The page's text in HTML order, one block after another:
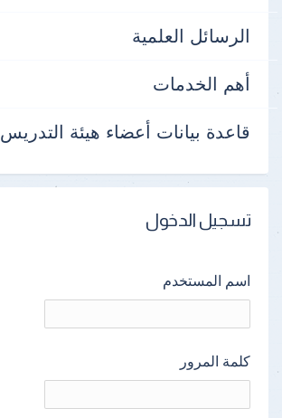
الرسائل العلمية
أهم الخدمات
قاعدة بيانات أعضاء هيئة التدريس
تسجيل الدخول
اسم المستخدم
كلمة المرور